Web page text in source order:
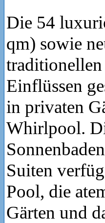
Die 54
qm) sowie
Einflüssen
in privaten
Whirlpool.
Suiten
Pool, die
Gärten und